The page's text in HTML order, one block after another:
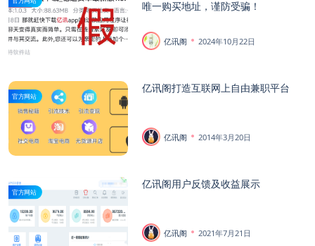
唯一购买地址，谨防受骗！
亿讯阁 2024年10月22日
官方网站
亿讯阁打造互联网上自由兼职平台
亿讯阁 2014年3月20日
官方网站
亿讯阁用户反馈及收益展示
亿讯阁 2021年7月21日